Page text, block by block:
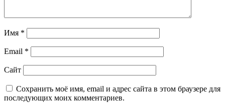
Имя *
Email *
Сайт
Сохранить моё имя, email и адрес сайта в этом браузере для
последующих моих комментариев.